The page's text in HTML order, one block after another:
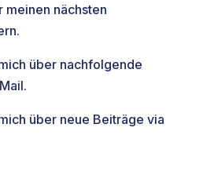
meinen nächsten
über nachfolgende
über neue Beiträge via